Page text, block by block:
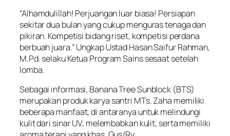
“Alhamdulillah! Perjuangan luar biasa! Persiapan
sekitar dua bulan yang cukup menguras tenaga dan
pikiran. Kompetisi bidang riset, kompetisi perdana
berbuah juara.” Ungkap Ustad Hasan Saifur Rahman,
M.Pd. selaku Ketua Program Sains sesaat setelah
lomba.
Sebagai informasi, Banana Tree Sunblock (BTS)
merupakan produk karya santri MTs. Zaha memiliki
beberapa manfaat, di antaranya untuk melindungi
kulit dari sinar UV, melembabkan kulit, serta memiliki